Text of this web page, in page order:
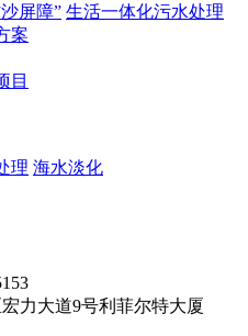
屏障” 生活一体化污水处理
案
目
理 海水淡化
力大道9号利菲尔特大厦